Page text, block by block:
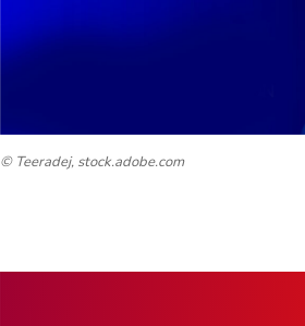
© Teeradej, stock.adobe.com